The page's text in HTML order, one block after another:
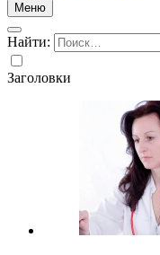
Меню
Найти:
Заголовки